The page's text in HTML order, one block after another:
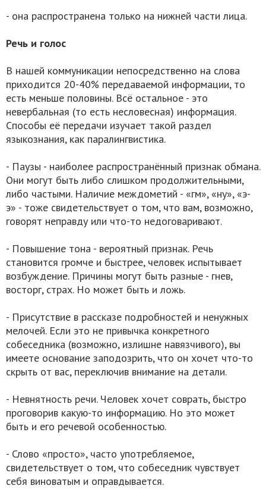
- она распространена только на нижней части лица.
Речь и голос
В нашей коммуникации непосредственно на слова
приходится 20-40% передаваемой информации, то
есть меньше половины. Всё остальное - это
невербальная (то есть несловесная) информация.
Способы её передачи изучает такой раздел
языкознания, как паралингвистика.
- Паузы - наиболее распространённый признак обмана.
Они могут быть либо слишком продолжительными,
либо частыми. Наличие междометий - «гм», «ну», «э-
э» - тоже свидетельствует о том, что вам, возможно,
говорят неправду или что-то недоговаривают.
- Повышение тона - вероятный признак. Речь
становится громче и быстрее, человек испытывает
возбуждение. Причины могут быть разные - гнев,
восторг, страх. Но может быть и ложь.
- Присутствие в рассказе подробностей и ненужных
мелочей. Если это не привычка конкретного
собеседника (возможно, излишне навязчивого), вы
имеете основание заподозрить, что он хочет что-то
скрыть от вас, переключив внимание на детали.
- Невнятность речи. Человек хочет соврать, быстро
проговорив какую-то информацию. Но это может
быть и его речевой особенностью.
- Слово «просто», часто употребляемое,
свидетельствует о том, что собеседник чувствует
себя виноватым и оправдывается.